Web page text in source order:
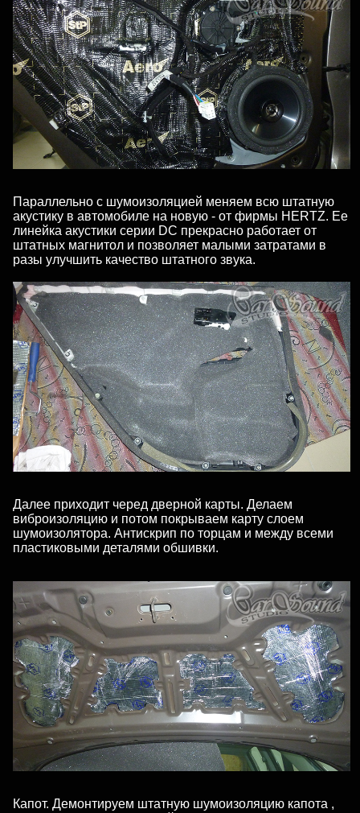
Параллельно с шумоизоляцией меняем всю штатную
акустику в автомобиле на новую - от фирмы HERTZ. Ее
линейка акустики серии DC прекрасно работает от
штатных магнитол и позволяет малыми затратами в
разы улучшить качество штатного звука.
Далее приходит черед дверной карты. Делаем
виброизоляцию и потом покрываем карту слоем
шумоизолятора. Антискрип по торцам и между всеми
пластиковыми деталями обшивки.
Капот. Демонтируем штатную шумоизоляцию капота ,